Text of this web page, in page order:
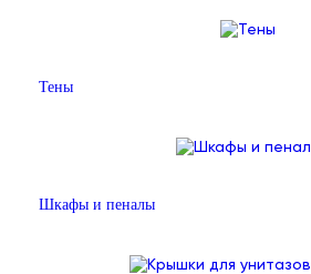
Тены
Шкафы и пеналы